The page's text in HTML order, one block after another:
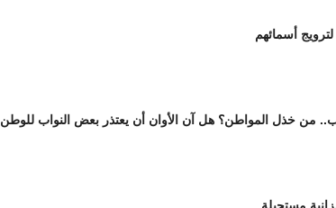
أسمائهم
من خذل المواطن؟ هل آن الأوان أن يعتذر بعض النواب للوطن
مستحيلة